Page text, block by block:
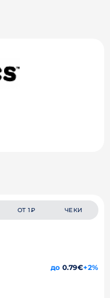
ОТ 1₽ ЧЕКИ
до 0.79€+2%